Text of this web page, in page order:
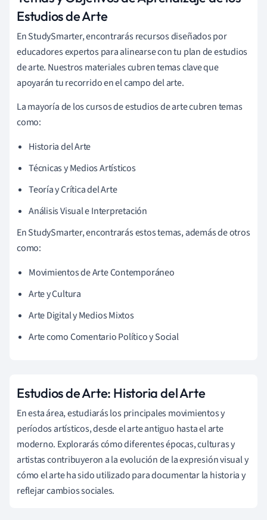
Estudios de Arte
En StudySmarter, encontrarás recursos diseñados por
educadores expertos para alinearse con tu plan de estudios
de arte. Nuestros materiales cubren temas clave que
apoyarán tu recorrido en el campo del arte.
La mayoría de los cursos de estudios de arte cubren temas
como:
Historia del Arte
Técnicas y Medios Artísticos
Teoría y Crítica del Arte
Análisis Visual e Interpretación
En StudySmarter, encontrarás estos temas, además de otros
como:
Movimientos de Arte Contemporáneo
Arte y Cultura
Arte Digital y Medios Mixtos
Arte como Comentario Político y Social
Estudios de Arte: Historia del Arte
En esta área, estudiarás los principales movimientos y
períodos artísticos, desde el arte antiguo hasta el arte
moderno. Explorarás cómo diferentes épocas, culturas y
artistas contribuyeron a la evolución de la expresión visual y
cómo el arte ha sido utilizado para documentar la historia y
reflejar cambios sociales.